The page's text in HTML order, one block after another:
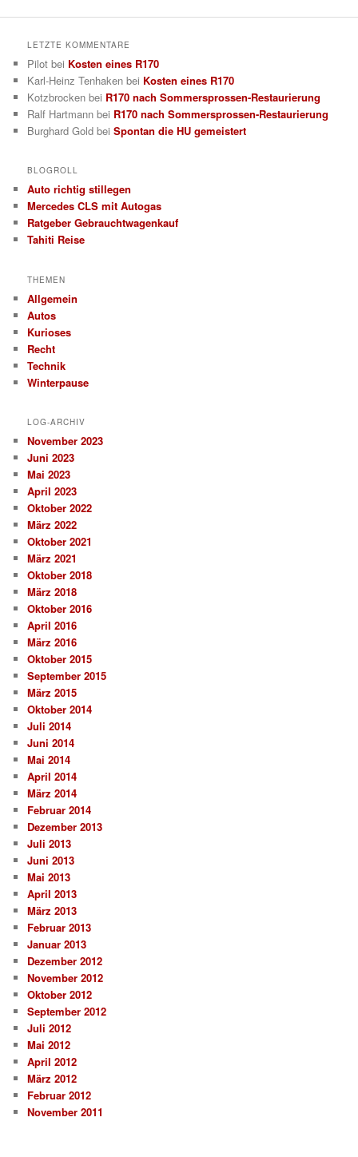
LETZTE KOMMENTARE
Pilot bei Kosten eines R170
Karl-Heinz Tenhaken bei Kosten eines R170
Kotzbrocken bei R170 nach Sommersprossen-Restaurierung
Ralf Hartmann bei R170 nach Sommersprossen-Restaurierung
Burghard Gold beiSpontan die HU gemeistert
BLOGROLL
Auto richtig stillegen
Mercedes CLS mit Autogas
Ratgeber Gebrauchtwagenkauf
Tahiti Reise
THEMEN
Allgemein
Autos
Kurioses
Recht
Technik
Winterpause
LOG-ARCHIV
November 2023
Juni 2023
Mai 2023
April 2023
Oktober 2022
März 2022
Oktober 2021
März 2021
Oktober 2018
März 2018
Oktober 2016
April 2016
März 2016
Oktober 2015
September 2015
März 2015
Oktober 2014
Juli 2014
Juni 2014
Mai 2014
April 2014
März 2014
Februar 2014
Dezember 2013
Juli 2013
Juni 2013
Mai 2013
April 2013
März 2013
Februar 2013
Januar 2013
Dezember 2012
November 2012
Oktober 2012
September 2012
Juli 2012
Mai 2012
April 2012
März 2012
Februar 2012
November 2011